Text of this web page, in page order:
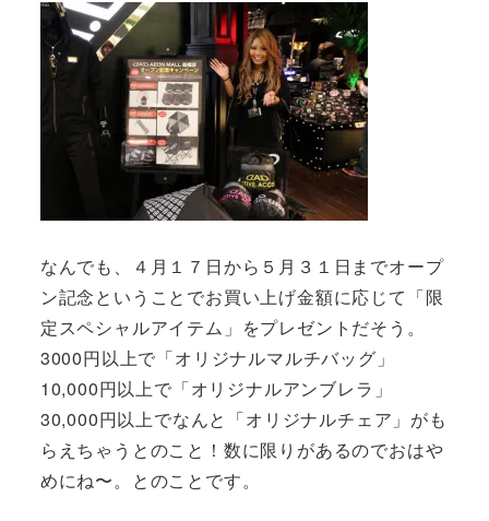
なんでも、４月１７日から５月３１日までオープ
ン記念ということでお買い上げ金額に応じて「限
定スペシャルアイテム」をプレゼントだそう。
3000円以上で「オリジナルマルチバッグ」
10,000円以上で「オリジナルアンブレラ」
30,000円以上でなんと「オリジナルチェア」がも
らえちゃうとのこと！数に限りがあるのでおはや
めにね〜。とのことです。